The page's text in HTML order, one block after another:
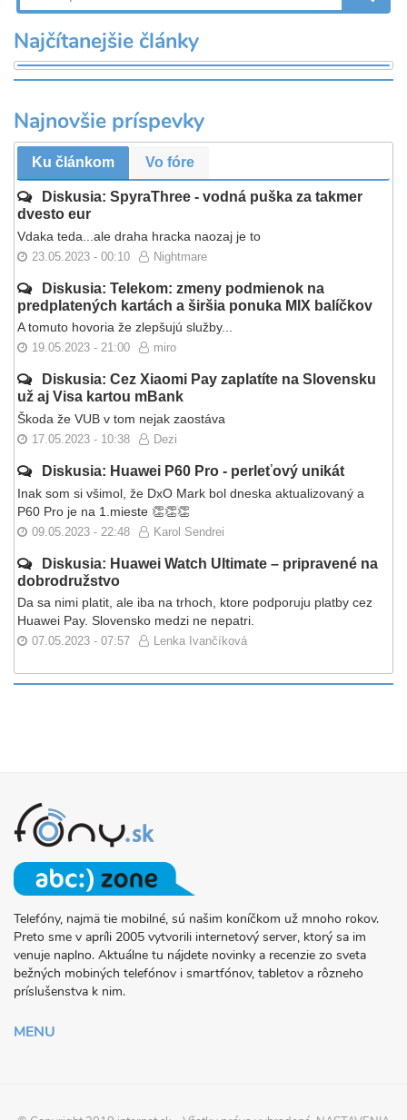
Najčítanejšie články
Najnovšie príspevky
Ku článkom Vo fóre
Diskusia: SpyraThree - vodná puška za takmer
dvesto eur
Vdaka teda...ale draha hracka naozaj je to
23.05.2023 - 00:10 Nightmare
Diskusia: Telekom: zmeny podmienok na
predplatených kartách a širšia ponuka MIX balíčkov
A tomuto hovoria že zlepšujú služby...
19.05.2023 - 21:00 miro
Diskusia: Cez Xiaomi Pay zaplatíte na Slovensku
už aj Visa kartou mBank
Škoda že VUB v tom nejak zaostáva
17.05.2023 - 10:38 Dezi
Diskusia: Huawei P60 Pro - perleťový unikát
Inak som si všimol, že DxO Mark bol dneska aktualizovaný a
P60 Pro je na 1.mieste 👏👏👏
09.05.2023 - 22:48 Karol Sendrei
Diskusia: Huawei Watch Ultimate – pripravené na
dobrodružstvo
Da sa nimi platit, ale iba na trhoch, ktore podporuju platby cez
Huawei Pay. Slovensko medzi ne nepatri.
07.05.2023 - 07:57 Lenka Ivančíková
O
PROJEKTE
FONY.SK
Telefóny, najmä tie mobilné, sú našim koníčkom už mnoho rokov.
Preto sme v apríli 2005 vytvorili internetový server, ktorý sa im
venuje naplno. Aktuálne tu nájdete novinky a recenzie zo sveta
bežných mobiných telefónov i smartfónov, tabletov a rôzneho
príslušenstva k nim.
MENU